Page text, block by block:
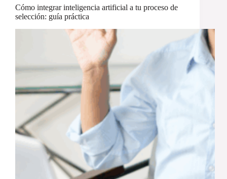
Cómo integrar inteligencia artificial a tu proceso de
selección: guía práctica